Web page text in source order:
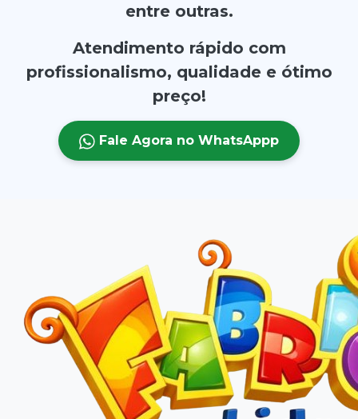
entre outras.
Atendimento rápido com
profissionalismo, qualidade e ótimo
preço!
Fale Agora no WhatsAppp